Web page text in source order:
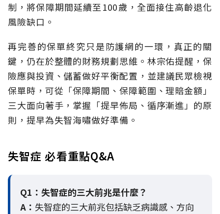
制，將保障期間延續至100歲，全面接住高齡退化
風險缺口。
再完善的保單終究只是防護網的一環，真正的關
鍵，仍在於整體的財務規劃思維。 林宗佑提醒，保
險應與投資、儲蓄做好平衡配置，並建議民眾檢視
保單時，可從「保障期間、保障範圍、理賠金額」
三大面向著手，掌握「提早佈局、循序漸進」的原
則，提早為失智海嘯做好準備。
失智症 必看重點Q&A
Q1：失智症的三大前兆是什麼？
A： 失智症的三大前兆包括缺乏病識感、方向